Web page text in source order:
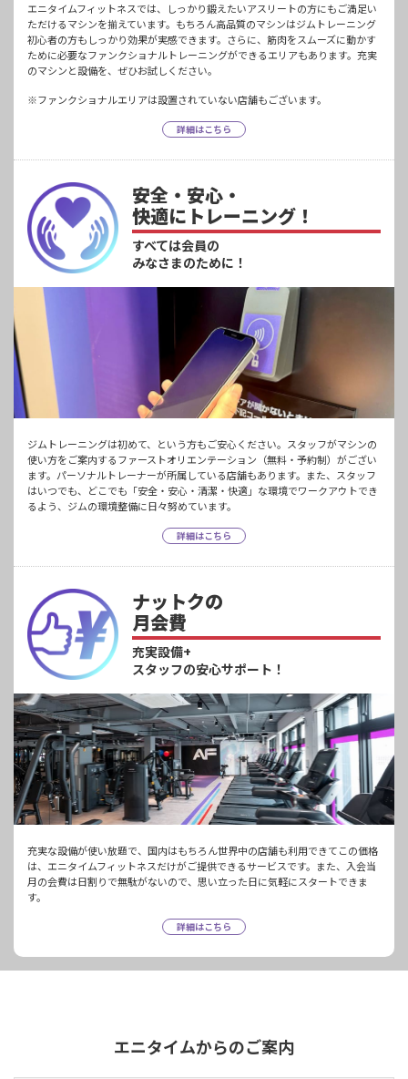
エニタイムフィットネスでは、しっかり鍛えたいアスリートの方にもご満足い
ただけるマシンを揃えています。もちろん高品質のマシンはジムトレーニング
初心者の方もしっかり効果が実感できます。さらに、筋肉をスムーズに動かす
ために必要なファンクショナルトレーニングができるエリアもあります。充実
のマシンと設備を、ぜひお試しください。
※ファンクショナルエリアは設置されていない店舗もございます。
詳細はこちら
安全・安心・
快適にトレーニング！
すべては会員の
みなさまのために！
ジムトレーニングは初めて、という方もご安心ください。スタッフがマシンの
使い方をご案内するファーストオリエンテーション（無料・予約制）がござい
ます。パーソナルトレーナーが所属している店舗もあります。また、スタッフ
はいつでも、どこでも「安全・安心・清潔・快適」な環境でワークアウトでき
るよう、ジムの環境整備に日々努めています。
詳細はこちら
ナットクの
月会費
充実設備+
スタッフの安心サポート！
充実な設備が使い放題で、国内はもちろん世界中の店舗も利用できてこの価格
は、エニタイムフィットネスだけがご提供できるサービスです。また、入会当
月の会費は日割りで無駄がないので、思い立った日に気軽にスタートできま
す。
詳細はこちら
エニタイムからのご案内